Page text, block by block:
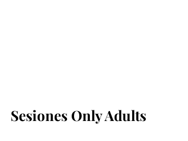
Sesiones Only Adults